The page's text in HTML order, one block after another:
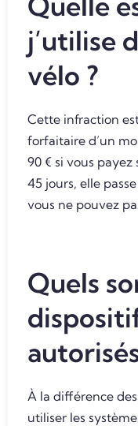
j’utilise
vélo ?
Cette infraction
forfaitaire d’un
90 € si vous payez
45 jours, elle
vous ne pouvez
Quels
À la différence
utiliser les